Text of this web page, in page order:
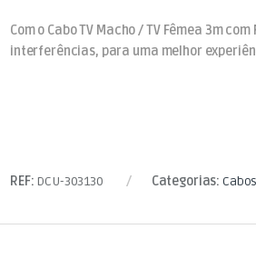
Com o Cabo TV Macho / TV Fêmea 3m
interferências, para uma melhor
REF: DCU-303130 Categorias: Cabos